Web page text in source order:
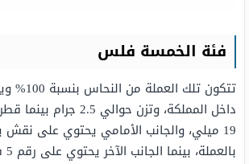
فئة الخمسة فلس
تتكون تلك
داخل المملكة، وتزن حوالي
19 ميلي، والجانب الأمامي يحتوي على
بالعملة، بينما الجانب الآخر يحتوي على رقم 5 فلس.